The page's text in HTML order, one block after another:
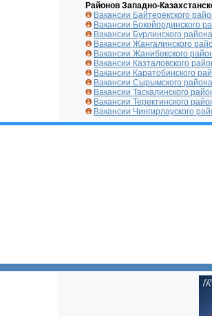
Районов Западно-
Вакансии Байтерекского
Вакансии Бокейординского
Вакансии Бурлинского района
Вакансии Жангалинского
Вакансии Жанибекского
Вакансии Казталовского
Вакансии Каратобинского
Вакансии Сырымского района
Вакансии Таскалинского
Вакансии Теректинского
Вакансии Чингирлауского